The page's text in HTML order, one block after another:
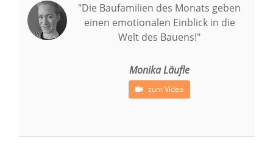
"Die Baufamilien des Monats geben
einen emotionalen Einblick in die
Welt des Bauens!"
Monika Läufle
zum Video